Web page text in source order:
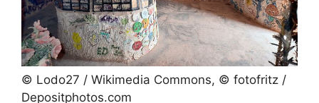
© Lodo27 / Wikimedia Commons, © fotofritz /
Depositphotos.com